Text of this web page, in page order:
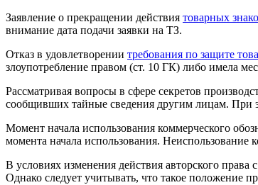
Заявление о прекращении действия товарных
внимание дата подачи заявки на ТЗ.
Отказ в удовлетворении требования по защите
злоупотребление правом (ст. 10 ГК) либо имела
Рассматривая вопросы в сфере секретов
сообщивших тайные сведения другим лицам. При
Момент начала использования коммерческого
момента начала использования. Неиспользование
В условиях изменения действия авторского права
Однако следует учитывать, что такое положение